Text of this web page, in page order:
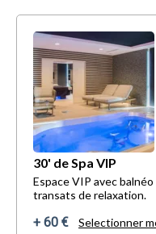
30' de Spa VIP
Espace VIP avec
transats de relaxation.
+ 60 € Selectionner